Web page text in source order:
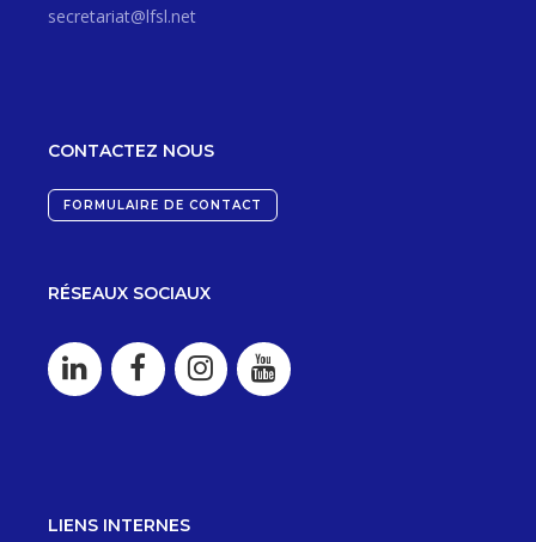
secretariat@lfsl.net
CONTACTEZ NOUS
FORMULAIRE DE CONTACT
RÉSEAUX SOCIAUX
LIENS INTERNES